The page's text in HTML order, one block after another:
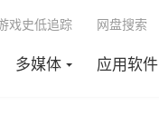
多媒体 应用软件
戏史低追踪 网盘搜索